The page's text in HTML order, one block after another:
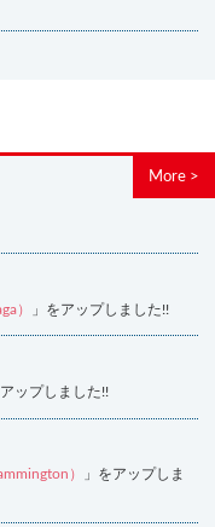
More >
） 」をアップしました!!
アップしました!!
）
」をアップしま